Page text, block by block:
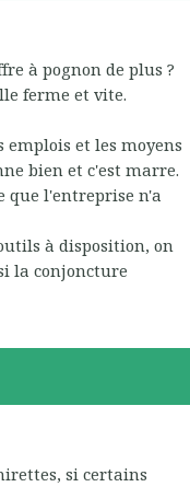
à pognon de plus ?
ferme et vite.
et les moyens
bien et c'est marre.
que l'entreprise n'a
à disposition, on
la conjoncture
si certains